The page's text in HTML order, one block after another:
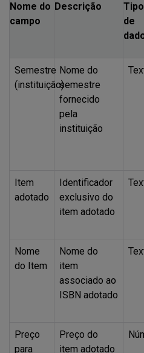
Nome do
campo
Descrição
Tipo
de
Semestre
(instituição)
Nome do
semestre
fornecido
pela
instituição
Item
adotado
Identificador
exclusivo do
item adotado
Nome
do Item
Nome do
item
associado ao
ISBN adotado
Preço
para
Preço do
item adotado